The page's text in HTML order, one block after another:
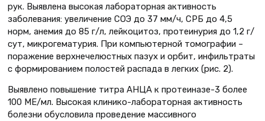
рук. Выявлена высокая лабораторная активность
заболевания: увеличение СОЭ до 37 мм/ч, СРБ до 4,5
норм, анемия до 85 г/л, лейкоцитоз, протеинурия до 1,2 г/
сут, микрогематурия. При компьютерной томографии –
поражение верхнечелюстных пазух и орбит, инфильтраты
с формированием полостей распада в легких (рис. 2).
Выявлено повышение титра АНЦА к протеиназе-3 более
100 МЕ/мл. Высокая клинико-лабораторная активность
болезни обусловила проведение массивного